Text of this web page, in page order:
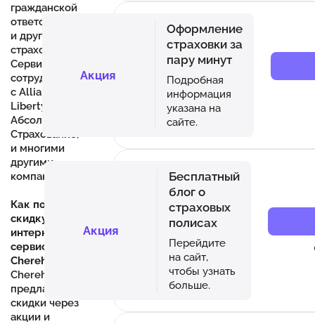
гражданской
ответственности,
и другие виды
страховок.
Сервис
сотрудничает
с Allianz,
Liberty,
Абсолют
Страхование,
и многими
другими
компаниями.
Как получить
скидку в
интернет-
сервисе
Cherehapa?
Cherehapa.ru
предлагает
скидки через
акции и
Акция
Оформление
страховки за
пару минут
Подробная
информация
указана на
сайте.
Акция
Бесплатный
блог о
страховых
полисах
Перейдите
на сайт,
чтобы узнать
больше.